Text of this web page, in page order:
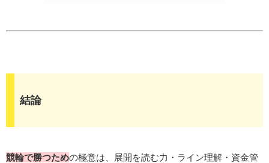
結論
競輪で勝つための極意は、展開を読む力・ライン理解・資金管